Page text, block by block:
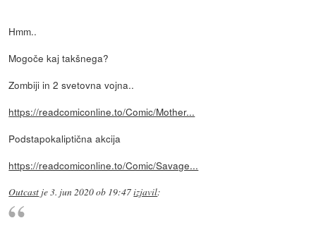
Hmm..
Mogoče kaj takšnega?
Zombiji in 2 svetovna vojna..
https://readcomiconline.to/Comic/Mother...
Podstapokaliptična akcija
https://readcomiconline.to/Comic/Savage...
Outcast je3. jun 2020 ob 19:47izjavil: